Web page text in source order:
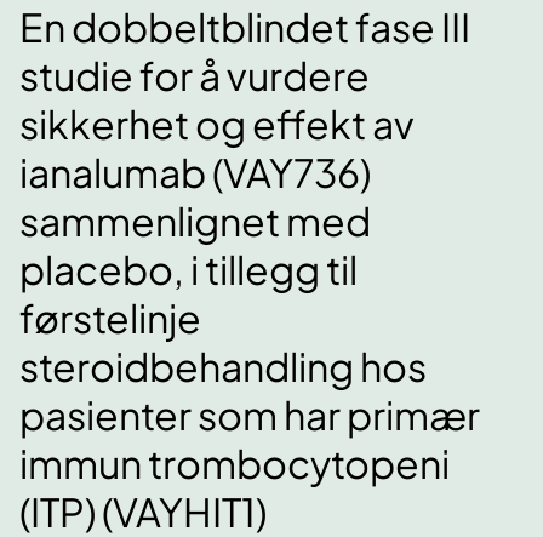
En dobbeltblindet fase III
studie for å vurdere
sikkerhet og effekt av
ianalumab (VAY736)
sammenlignet med
placebo, i tillegg til
førstelinje
steroidbehandling hos
pasienter som har primær
immun trombocytopeni
(ITP) (VAYHIT1)